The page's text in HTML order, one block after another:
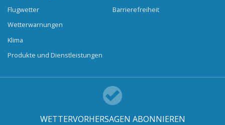
Flugwetter
Wetterwarnungen
Klima
Produkte und Dienstleistungen
Barrierefreiheit
WETTERVORHERSAGEN ABONNIEREN